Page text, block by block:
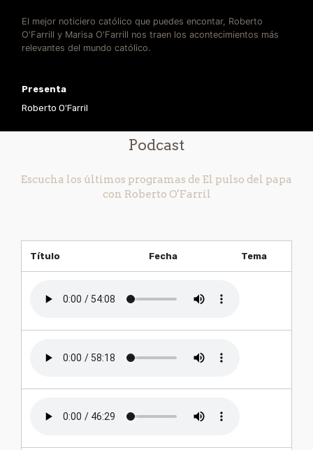
El mejor noticiero católico que puedes encontar, Roberto
O'Farrill y Marisa O'Farrill nos traen los acontecimientos más
relevantes del mundo católico.
Presenta
Roberto O'Farril
Podcast
Escucha los últimos programas de El pulso del papa
con Roberto O'Farril
Título Fecha Tema